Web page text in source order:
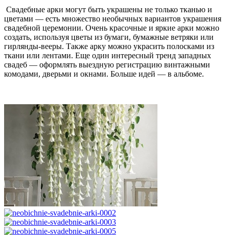
Свадебные арки могут быть украшены не только тканью и
цветами — есть множество необычных вариантов украшения
свадебной церемонии. Очень красочные и яркие арки можно
создать, используя цветы из бумаги, бумажные ветряки или
гирлянды-вееры. Также арку можно украсить полосками из
ткани или лентами. Еще один интересный тренд западных
свадеб — оформлять выездную регистрацию винтажными
комодами, дверьми и окнами. Больше идей — в альбоме.